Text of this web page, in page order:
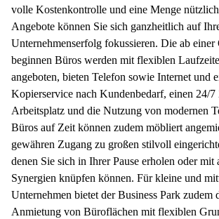
volle Kostenkontrolle und eine Menge
Angebote können Sie sich ganzheitlich auf
Unternehmenserfolg fokussieren. Die ab
beginnen Büros werden mit flexiblen
angeboten, bieten Telefon sowie Internet und
Kopierservice nach Kundenbedarf, einen 24/
Arbeitsplatz und die Nutzung von modernen
Büros auf Zeit können zudem möbliert
gewähren Zugang zu großen stilvoll
denen Sie sich in Ihrer Pause erholen oder mit
Synergien knüpfen können. Für kleine und
Unternehmen bietet der Business Park zudem
Anmietung von Büroflächen mit flexiblen